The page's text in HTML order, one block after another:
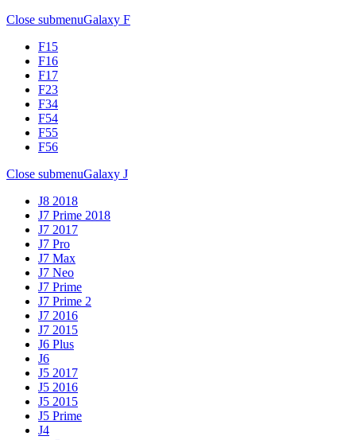
Close submenuGalaxy F
F15
F16
F17
F23
F34
F54
F55
F56
Close submenuGalaxy J
J8 2018
J7 Prime 2018
J7 2017
J7 Pro
J7 Max
J7 Neo
J7 Prime
J7 Prime 2
J7 2016
J7 2015
J6 Plus
J6
J5 2017
J5 2016
J5 2015
J5 Prime
J4